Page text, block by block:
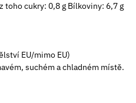
toho cukry: 0,8 g Bílkoviny: 6,7 g
EU/mimo EU)
suchém a chladném místě.